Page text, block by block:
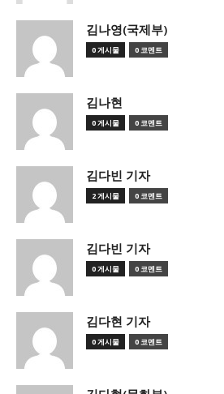
김나영(국제부)
0 게시물 0 코멘트
김나현
0 게시물 0 코멘트
김다빈 기자
2 게시물 0 코멘트
김다빈 기자
0 게시물 0 코멘트
김다현 기자
0 게시물 0 코멘트